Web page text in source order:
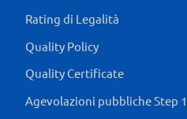
Rating di Legalità
Quality Policy
Quality Certificate
Agevolazioni pubbliche Step 1